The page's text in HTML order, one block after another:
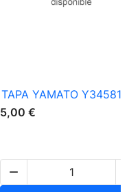
TAPA YAMATO Y34581
5,00 €
